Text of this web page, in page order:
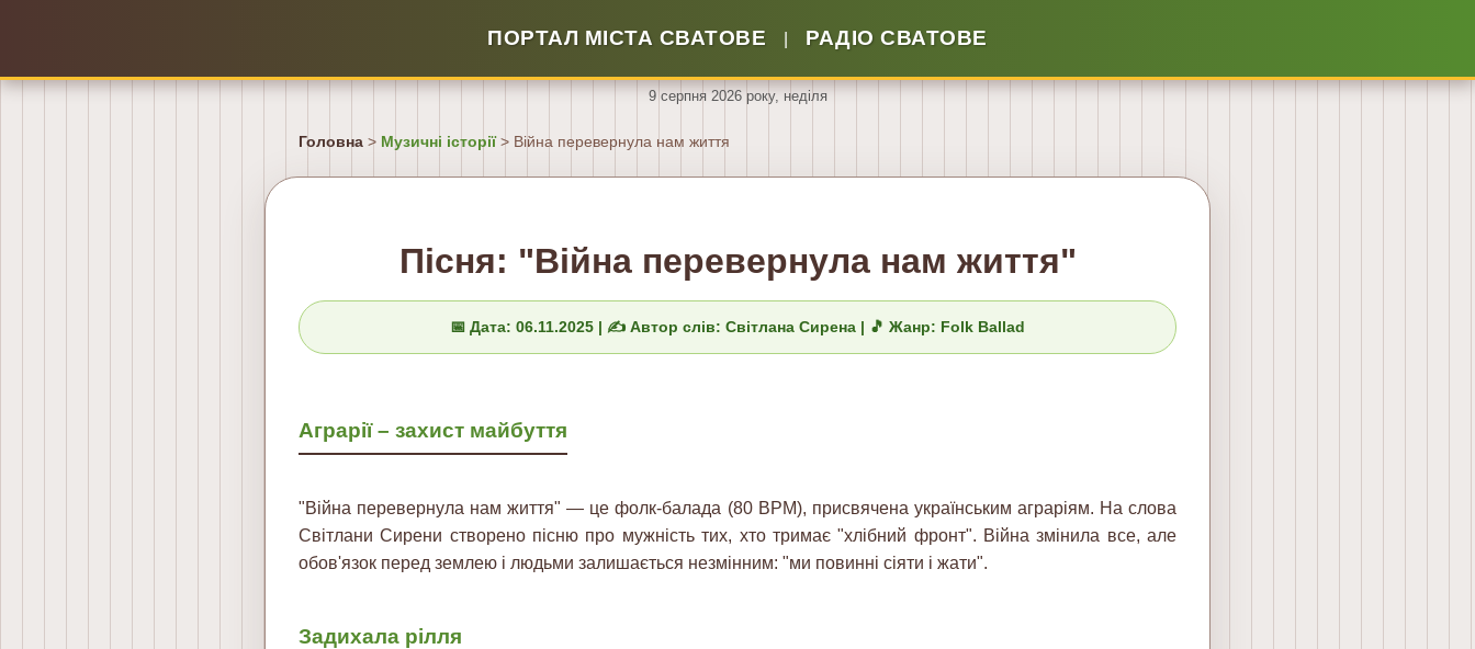
ПОРТАЛ МІСТА СВАТОВЕ РАДІО СВАТОВЕ
9 серпня 2026 року, неділя
Головна > Музичні історії> Війна перевернула нам життя
Пісня: "Війна перевернула нам життя"
📅 Дата: 06.11.2025 | ✍️ Автор слів: Світлана Сирена | 🎵 Жанр: Folk Ballad
Аграрії – захист майбуття
"Війна перевернула нам життя" — це фолк-балада (80 BPM), присвячена українським аграріям. На слова
Світлани Сирени створено пісню про мужність тих, хто тримає "хлібний фронт". Війна змінила все, але
обов'язок перед землею і людьми залишається незмінним: "ми повинні сіяти і жати".
Задихала рілля